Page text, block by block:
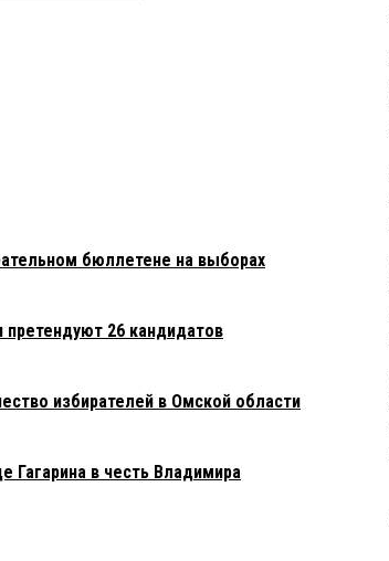
бюллетене на выборах
26 кандидатов
избирателей в Омской области
Гагарина в честь Владимира